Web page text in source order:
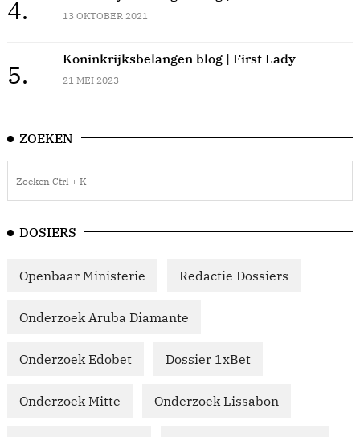
4. 13 OKTOBER 2021
5.
Koninkrijksbelangen blog | First Lady
21 MEI 2023
ZOEKEN
DOSIERS
Openbaar Ministerie Redactie Dossiers
Onderzoek Aruba Diamante
Onderzoek Edobet Dossier 1xBet
Onderzoek Mitte Onderzoek Lissabon